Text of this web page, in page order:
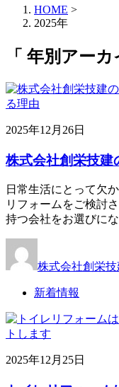
HOME >
2025年
「 年別アー
2025年12月26日
株式会社創栄技建
日常生活にとって欠
リフォームをご検討
持つ会社をお選びに
株式会社創栄技
新着情報
2025年12月25日